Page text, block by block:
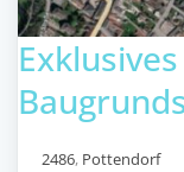
2486, Pottendorf